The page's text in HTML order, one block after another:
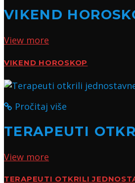
VIKEND
View more
VIKEND HOROSKOP
Pročitaj više
TERAPEUTI
View more
TERAPEUTI OTKRILI